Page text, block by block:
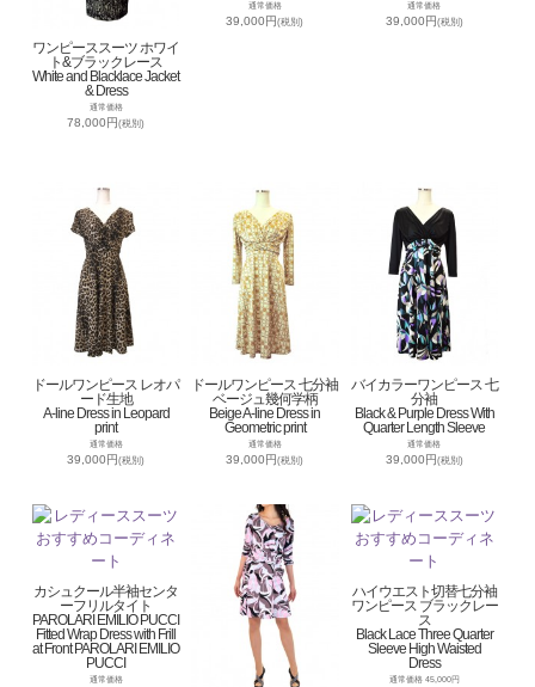
ワンピーススーツ ホワイ
ト&ブラックレース
White and Blacklace Jacket
& Dress
通常価格
78,000円(税別)
通常価格
39,000円(税別)
通常価格
39,000円 (税別)
ドールワンピース レオパ
ード生地
A-line Dress in Leopard
print
通常価格
39,000円(税別)
ドールワンピース 七分袖
ベージュ幾何学柄
Beige A-line Dress in
Geometric print
通常価格
39,000円(税別)
バイカラーワンピース 七
分袖
Black & Purple Dress With
Quarter Length Sleeve
通常価格
39,000円(税別)
カシュクール半袖センタ
ーフリルタイト
PAROLARI EMILIO PUCCI
Fitted Wrap Dress with Frill
at Front PAROLARI EMILIO
PUCCI
通常価格
ハイウエスト切替七分袖
ワンピース ブラックレー
ス
Black Lace Three Quarter
Sleeve High Waisted
Dress
通常価格 45,000円